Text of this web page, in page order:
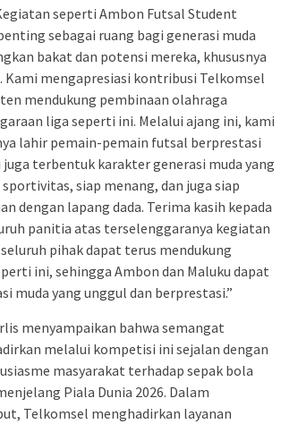
seperti Ambon Futsal Student
sebagai ruang bagi generasi muda
bakat dan potensi mereka, khususnya
Kami mengapresiasi kontribusi Telkomsel
mendukung pembinaan olahraga
liga seperti ini. Melalui ajang ini, kami
lahir pemain-pemain futsal berprestasi
terbentuk karakter generasi muda yang
siap menang, dan juga siap
dengan lapang dada. Terima kasih kepada
panitia atas terselenggaranya kegiatan
pihak dapat terus mendukung
ini, sehingga Ambon dan Maluku dapat
muda yang unggul dan berprestasi.”
menyampaikan bahwa semangat
melalui kompetisi ini sejalan dengan
masyarakat terhadap sepak bola
Piala Dunia 2026. Dalam
Telkomsel menghadirkan layanan